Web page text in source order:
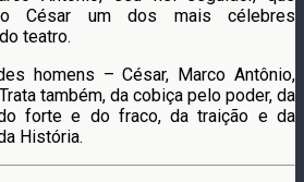
César um dos mais célebres
teatro.
homens – César, Marco Antônio,
também, da cobiça pelo poder, da
forte e do fraco, da traição e da
História.